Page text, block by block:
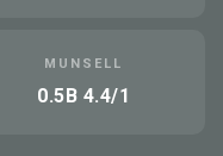
MUNSELL
0.5B 4.4/1